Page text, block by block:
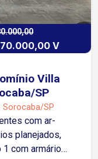
V
Villa
SP
Sorocaba/SP
planejados,
com armários